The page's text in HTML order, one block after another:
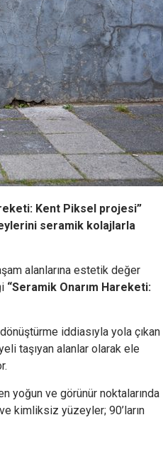
Kent Piksel projesi”
seramik kolajlarla
alanlarına estetik değer
“Seramik Onarım Hareketi:
iddiasıyla yola çıkan
taşıyan alanlar olarak ele
yoğun ve görünür noktalarında
kimliksiz yüzeyler; 90’ların